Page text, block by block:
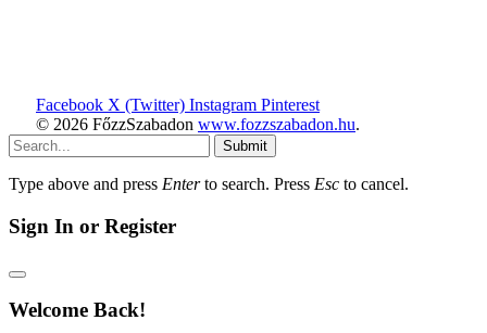
Facebook X (Twitter) Instagram Pinterest
© 2026 FőzzSzabadon www.fozzszabadon.hu.
Submit
Type above and press Enterto search. Press Esc to cancel.
Sign In or Register
Welcome Back!